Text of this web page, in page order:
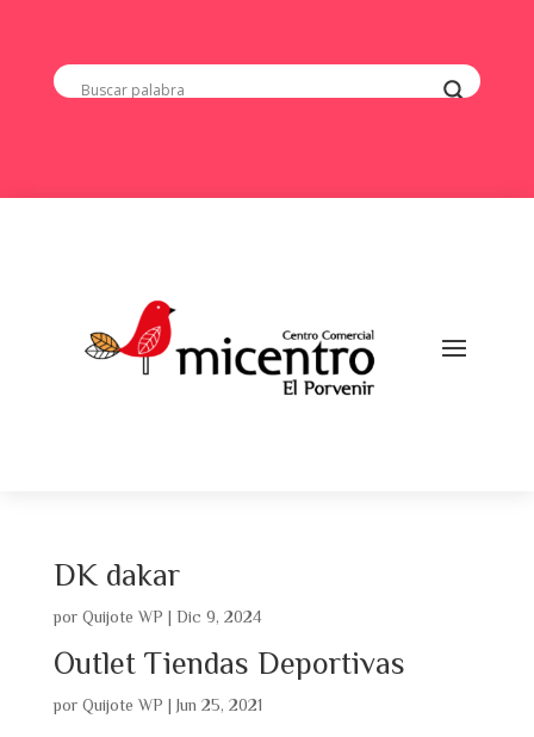
DK dakar
por Quijote WP | Dic 9, 2024
Outlet Tiendas Deportivas
por Quijote WP | Jun 25, 2021